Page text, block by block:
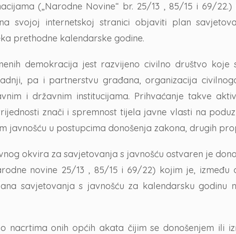
(„Narodne Novine“ br. 25/13 , 85/15 i 69/
svojoj internetskoj stranici objaviti plan
prethodne kalendarske godine.
demokracija jest razvijeno civilno društvo koje
pa i partnerstvu građana, organizacija
i državnim institucijama. Prihvaćanje takve
znači i spremnost tijela javne vlasti na
javnošću u postupcima donošenja zakona, drugih
okvira za savjetovanja s javnošću ostvaren je
novine 25/13 , 85/15 i 69/22) kojim je, između
savjetovanja s javnošću za kalendarsku godinu
nacrtima onih općih akata čijim se donošenjem ili